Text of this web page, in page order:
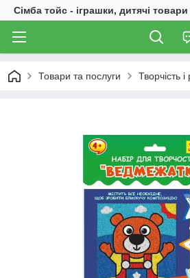
Сімба тойс - іграшки, дитячі товари
Товари та послуги Творчість і